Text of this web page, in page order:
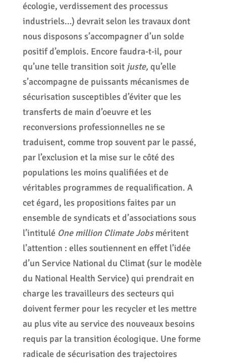
écologie, verdissement des processus
industriels…) devrait selon les travaux dont
nous disposons s’accompagner d’un solde
positif d’emplois. Encore faudra-t-il, pour
qu’une telle transition soit juste, qu’elle
s’accompagne de puissants mécanismes de
sécurisation susceptibles d’éviter que les
transferts de main d’oeuvre et les
reconversions professionnelles ne se
traduisent, comme trop souvent par le passé,
par l’exclusion et la mise sur le côté des
populations les moins qualifiées et de
véritables programmes de requalification. A
cet égard, les propositions faites par un
ensemble de syndicats et d’associations sous
l’intitulé One million Climate Jobsméritent
l’attention : elles soutiennent en effet l’idée
d’un Service National du Climat (sur le modèle
du National Health Service) qui prendrait en
charge les travailleurs des secteurs qui
doivent fermer pour les recycler et les mettre
au plus vite au service des nouveaux besoins
requis par la transition écologique. Une forme
radicale de sécurisation des trajectoires